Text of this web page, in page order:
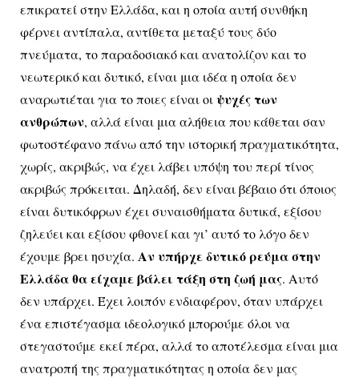
επικρατεί στην Ελλάδα, και η οποία αυτή συνθήκη
φέρνει αντίπαλα, αντίθετα μεταξύ τους δύο
πνεύματα, το παραδοσιακό και ανατολίζον και το
νεωτερικό και δυτικό, είναι μια ιδέα η οποία δεν
αναρωτιέται για το ποιες είναι οιψυχές των
ανθρώπων, αλλά είναι μια αλήθεια που κάθεται σαν
φωτοστέφανο πάνω από την ιστορική πραγματικότητα,
χωρίς, ακριβώς, να έχει λάβει υπόψη του περί τίνος
ακριβώς πρόκειται. Δηλαδή, δεν είναι βέβαιο ότι όποιος
είναι δυτικόφρων έχει συναισθήματα δυτικά, εξίσου
ζηλεύει και εξίσου φθονεί και γι’ αυτό το λόγο δεν
έχουμε βρει ησυχία. Αν υπήρχε δυτικό ρεύμα στην
Ελλάδα θα είχαμε βάλει τάξη στη ζωή μας. Αυτό
δεν υπάρχει. Έχει λοιπόν ενδιαφέρον, όταν υπάρχει
ένα επιστέγασμα ιδεολογικό μπορούμε όλοι να
στεγαστούμε εκεί πέρα, αλλά το αποτέλεσμα είναι μια
ανατροπή της πραγματικότητας η οποία δεν μας